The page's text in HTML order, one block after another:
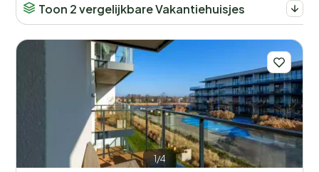
Toon 2 vergelijkbare Vakantiehuisjes
1/4